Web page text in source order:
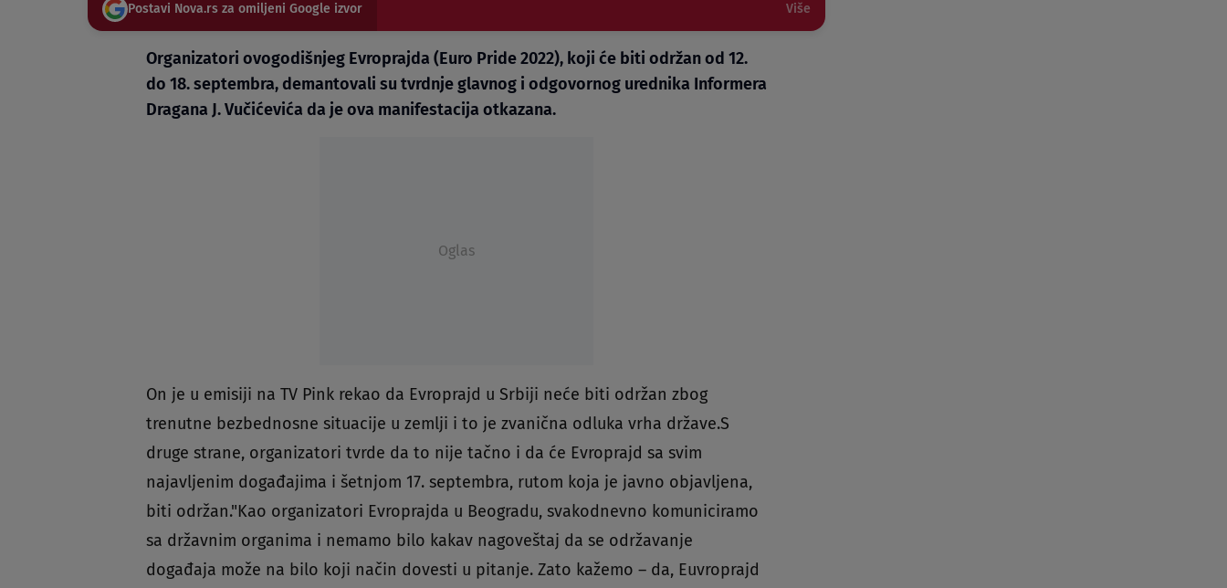
Postavi Nova.rs za omiljeni Google izvor Više
Organizatori ovogodišnjeg Evroprajda (Euro Pride 2022), koji će biti održan od 12.
do 18. septembra, demantovali su tvrdnje glavnog i odgovornog urednika Informera
Dragana J. Vučićevića da je ova manifestacija otkazana.
Oglas
On je u emisiji na TV Pink rekao da Evroprajd u Srbiji neće biti održan zbog
trenutne bezbednosne situacije u zemlji i to je zvanična odluka vrha države.S
druge strane, organizatori tvrde da to nije tačno i da će Evroprajd sa svim
najavljenim događajima i šetnjom 17. septembra, rutom koja je javno objavljena,
biti održan."Kao organizatori Evroprajda u Beogradu, svakodnevno komuniciramo
sa državnim organima i nemamo bilo kakav nagoveštaj da se održavanje
događaja može na bilo koji način dovesti u pitanje. Zato kažemo – da, Euvroprajd